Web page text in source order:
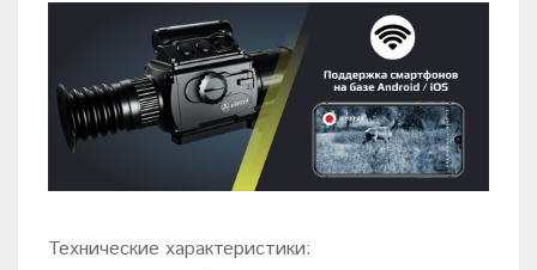
Технические характеристики: